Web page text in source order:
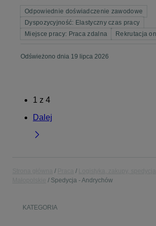
Odpowiednie doświadczenie zawodowe
Dyspozycyjność: Elastyczny czas pracy
Miejsce pracy: Praca zdalna
Rekrutacja
Odświeżono dnia 19 lipca 2026
1 z 4
Dalej
Spedycja - Andrychów
KATEGORIA